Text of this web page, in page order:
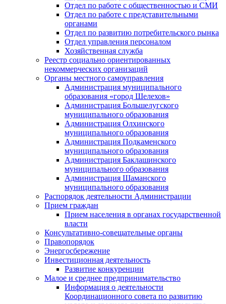
Отдел по работе с общественностью и СМИ
Отдел по работе с представительными
органами
Отдел по развитию потребительского рынка
Отдел управления персоналом
Хозяйственная служба
Реестр социально ориентированных
некоммерческих организаций
Органы местного самоуправления
Администрация муниципального
образования «город Шелехов»
Администрация Большелугского
муниципального образования
Администрация Олхинского
муниципального образования
Администрация Подкаменского
муниципального образования
Администрация Баклашинского
муниципального образования
Администрация Шаманского
муниципального образования
Распорядок деятельности Администрации
Прием граждан
Прием населения в органах государственной
власти
Консультативно-совещательные органы
Правопорядок
Энергосбережение
Инвестиционная деятельность
Развитие конкуренции
Малое и среднее предпринимательство
Информация о деятельности
Координационного совета по развитию